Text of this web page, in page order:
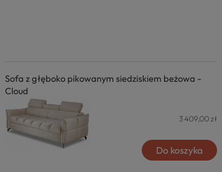
Sofa z głęboko pikowanym siedziskiem beżowa -
Cloud
3 409,00 zł
Do koszyka